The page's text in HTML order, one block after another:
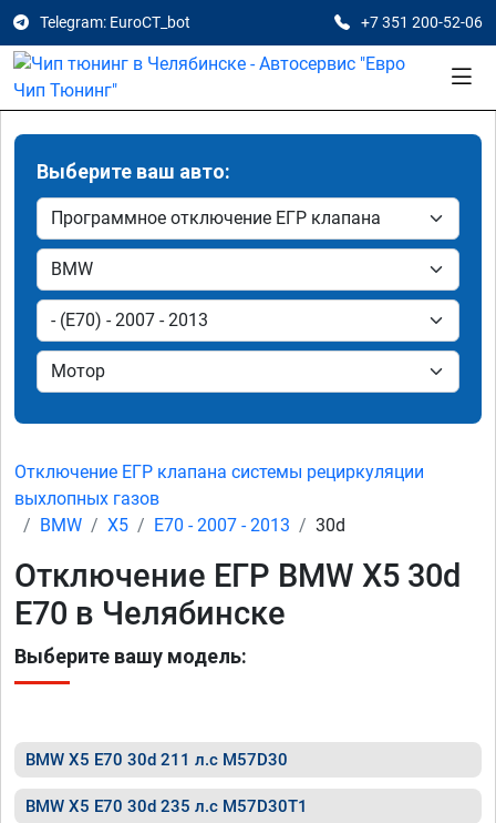
Telegram: EuroCT_bot +7 351 200-52-06
Выберите ваш авто:
Отключение ЕГР клапана системы рециркуляции
выхлопных газов
BMW
X5 E70 - 2007 - 2013 30d
Отключение ЕГР BMW X5 30d
E70 в Челябинске
Выберите вашу модель:
BMW X5 E70 30d 211 л.с M57D30
BMW X5 E70 30d 235 л.с M57D30T1